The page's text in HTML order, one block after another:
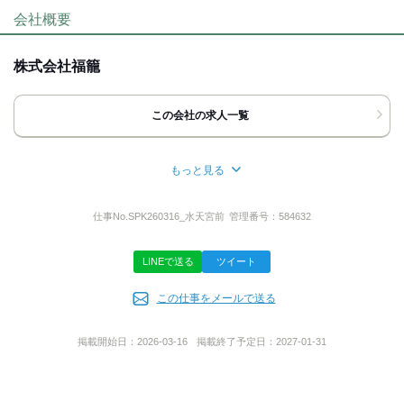
髪自由
応募時のメリット
最後までお読みいただき
ありがとうございます！
お電話、または応募ボタン(WEB応募)より
ご応募ください。
■お電話の場合
「バイトルを見た」と言っていただけると
スムーズにご案内できます。
■応募ボタン ‐24時間受付中‐
携帯電話など、
ご質問などのお問い合わせも大歓迎です！
ご応募お待ちしております。
会社概要
株式会社福籠
この会社の求人一覧
千葉県市川市南行徳１丁目１４‐１５
もっと見る
仕事No. SPK260316_水天宮前 管理番号： 584632
LINEで送る ツイート
この仕事をメールで送る
掲載開始日： 2026-03-16 掲載終了予定日： 2027-01-31